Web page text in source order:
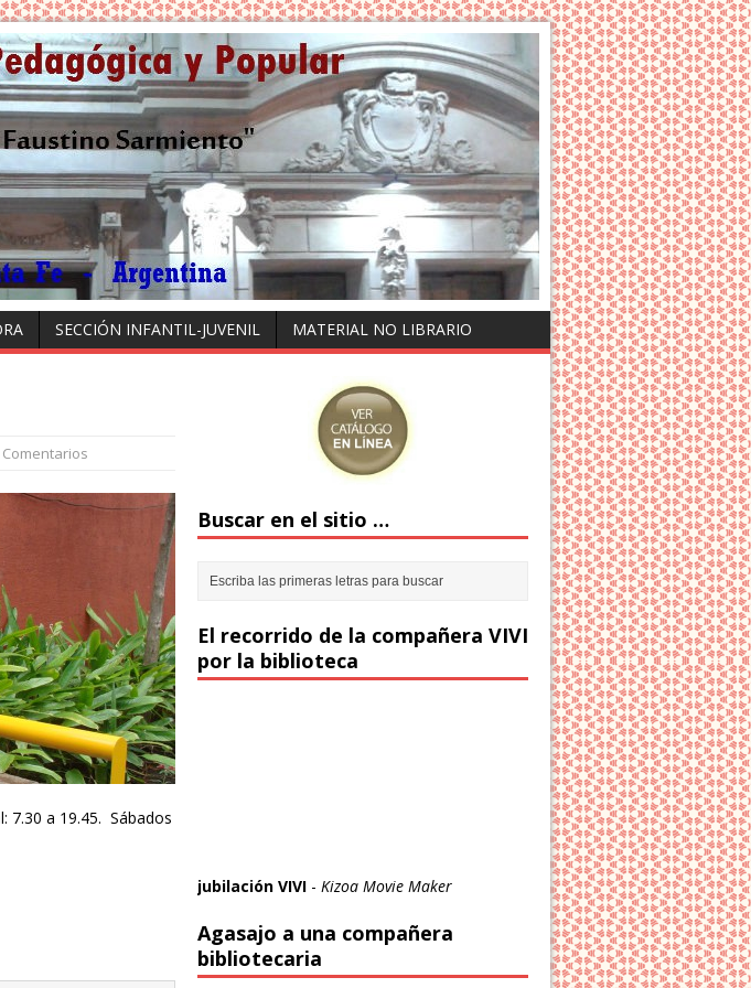
SECCIÓN INFANTIL-JUVENIL MATERIAL NO LIBRARIO
7.30 a 19.45. Sábados
Buscar en el sitio …
El recorrido de la compañera VIVI
por la biblioteca
jubilación VIVI - Kizoa Movie Maker
Agasajo a una compañera
bibliotecaria